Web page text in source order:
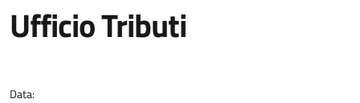
Ufficio Tributi
Data: